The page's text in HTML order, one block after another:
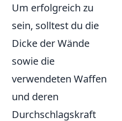
Um erfolgreich zu
sein, solltest du die
Dicke der Wände
sowie die
verwendeten Waffen
und deren
Durchschlagskraft